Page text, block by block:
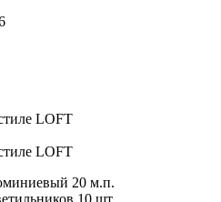
LOFT
LOFT
20 м.п.